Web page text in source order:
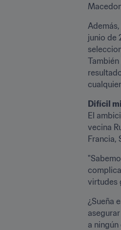
junio de
Difícil
El
vecina
Francia,
virtudes
¿Sueña
a